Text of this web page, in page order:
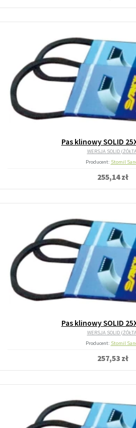
Pas klinowy SOLID
WERSJA SOLID
Producent: Stomil
255,14 zł
Pas klinowy SOLID
WERSJA SOLID
Producent: Stomil
257,53 zł